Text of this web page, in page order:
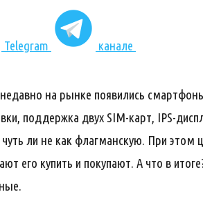
Telegram канале
на рынке появились
поддержка двух SIM-карт, IPS-
ли не как флагманскую. При этом
его купить и покупают. А что в